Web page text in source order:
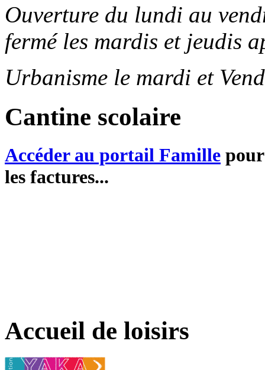
Ouverture du lundi au
fermé les mardis et jeudis
Urbanisme le mardi et
Cantine scolaire
Accéder au portail Famille
les factures...
Accueil de loisirs